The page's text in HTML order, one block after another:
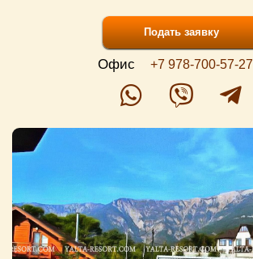
Подать заявку
Офис +7 978-700-57-27